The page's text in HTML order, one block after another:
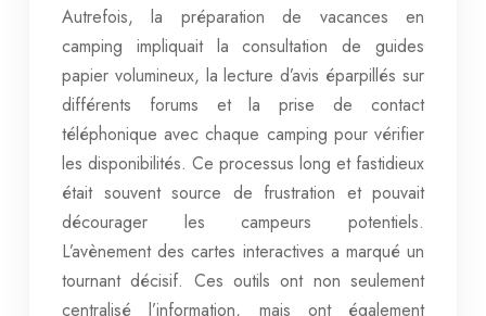
Autrefois, la préparation de vacances en
camping impliquait la consultation de guides
papier volumineux, la lecture d’avis éparpillés sur
différents forums et la prise de contact
téléphonique avec chaque camping pour vérifier
les disponibilités. Ce processus long et fastidieux
était souvent source de frustration et pouvait
décourager les campeurs potentiels.
L’avènement des cartes interactives a marqué un
tournant décisif. Ces outils ont non seulement
centralisé l’information, mais ont également